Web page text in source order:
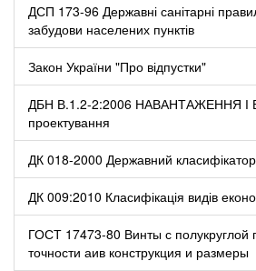
ДСП 173-96 Державні санітарні
забудови населених пунктів
Закон України "Про відпустки"
ДБН В.1.2-2:2006 НАВАНТАЖЕННЯ І
проектування
ДК 018-2000 Державний
ДК 009:2010 Класифікація видів
ГОСТ 17473-80 Винты с полукруглой
точности аив конструкция и размеры